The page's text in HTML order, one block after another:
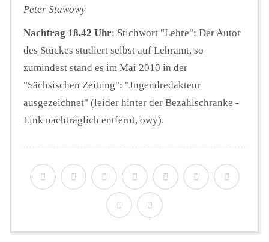
Peter Stawowy
Nachtrag 18.42 Uhr: Stichwort "Lehre": Der Autor
des Stückes studiert selbst auf Lehramt, so
zumindest stand es im Mai 2010 in der
"Sächsischen Zeitung": "Jugendredakteur
ausgezeichnet" (leider hinter der Bezahlschranke -
Link nachträglich entfernt, owy).